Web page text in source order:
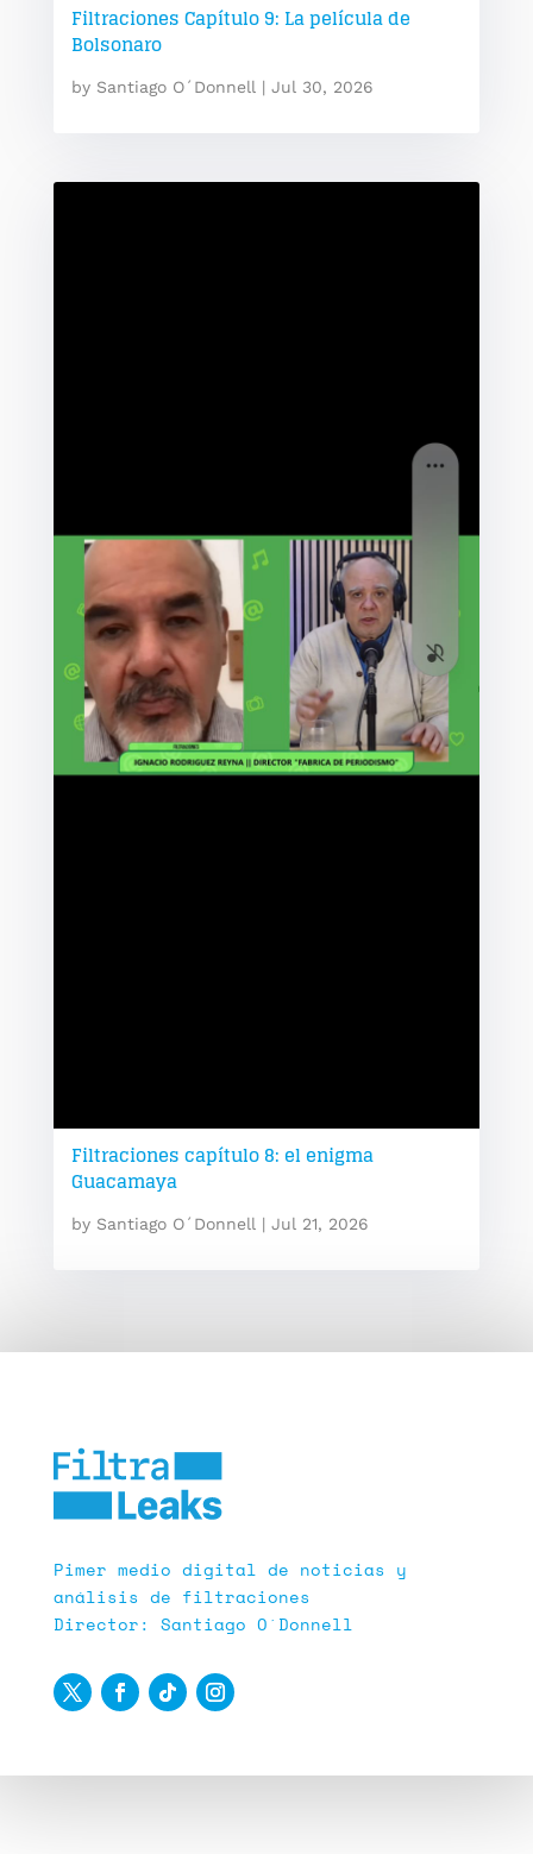
Filtraciones Capítulo 9: La película de
Bolsonaro
by Santiago O´Donnell | Jul 30, 2026
Filtraciones capítulo 8: el enigma
Guacamaya
by Santiago O´Donnell| Jul 21, 2026
Pimer medio digital de noticias y
análisis de filtraciones
Director: Santiago O´Donnell